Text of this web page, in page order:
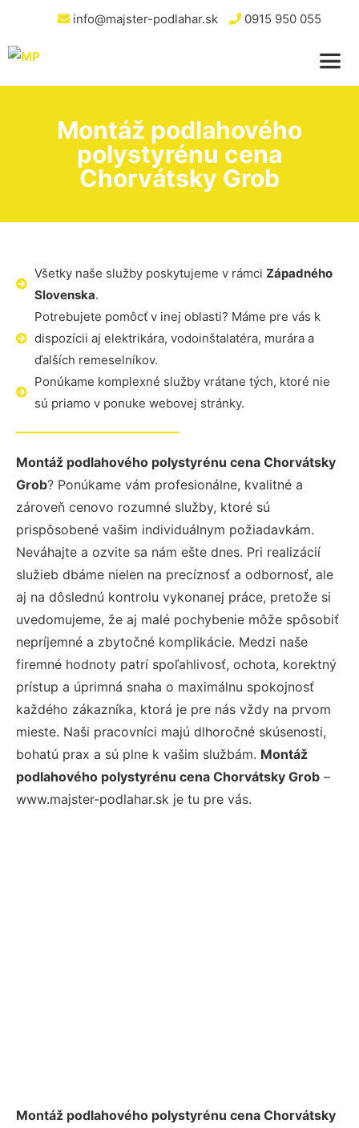
info@majster-podlahar.sk 0915 950 055
Montáž podlahového
polystyrénu cena
Chorvátsky Grob
Všetky naše služby poskytujeme v rámci Západného
Slovenska.
Potrebujete pomôcť v inej oblasti? Máme pre vás k
dispozícii aj elektrikára, vodoinštalatéra, murára a
ďalších remeselníkov.
Ponúkame komplexné služby vrátane tých, ktoré nie
sú priamo v ponuke webovej stránky.
Montáž podlahového polystyrénu cena Chorvátsky
Grob? Ponúkame vám profesionálne, kvalitné a
zároveň cenovo rozumné služby, ktoré sú
prispôsobené vašim individuálnym požiadavkám.
Neváhajte a ozvite sa nám ešte dnes. Pri realizácií
služieb dbáme nielen na precíznosť a odbornosť, ale
aj na dôslednú kontrolu vykonanej práce, pretože si
uvedomujeme, že aj malé pochybenie môže spôsobiť
nepríjemné a zbytočné komplikácie. Medzi naše
firemné hodnoty patrí spoľahlivosť, ochota, korektný
prístup a úprimná snaha o maximálnu spokojnosť
každého zákazníka, ktorá je pre nás vždy na prvom
mieste. Naši pracovníci majú dlhoročné skúsenosti,
bohatú prax a sú plne k vašim službám. Montáž
podlahového polystyrénu cena Chorvátsky Grob –
www.majster-podlahar.sk je tu pre vás.
Montáž podlahového polystyrénu cena Chorvátsky